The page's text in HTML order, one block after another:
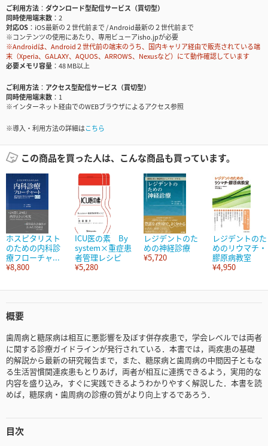
ご利用方法
ダウンロード型配信サービス（買切型）
同時使用端末数
2
対応OS
iOS最新の２世代前まで / Android最新の２世代前まで
※コンテンツの使用にあたり、専用ビューアisho.jpが必要
※Androidは、Android２世代前の端末のうち、国内キャリア経由で販売されている端
末（Xperia、GALAXY、AQUOS、ARROWS、Nexusなど）にて動作確認しています
必要メモリ容量
48 MB以上
ご利用方法
アクセス型配信サービス（買切型）
同時使用端末数
1
※インターネット経由でのWEBブラウザによるアクセス参照
※導入・利用方法の詳細はこちら
この商品を買った人は、こんな商品も買っています。
ホスピタリスト
のための内科診
療フローチャ...
¥8,800
ICU医の素 By
system×重症患
者管理レシピ
¥5,280
レジデントのた
めの神経診療
¥5,720
レジデントのた
めのリウマチ・
膠原病教室
¥4,950
概要
歯周病と糖尿病は相互に悪影響を及ぼす併存疾患で，学会レベルでは両者
に関する診療ガイドラインが発行されている．本書では，両疾患の基礎
的解説から最新の研究報告まで，また、糖尿病と歯周病の中間因子ともな
る生活習慣関連疾患もとりあげ，両者が相互に連携できるよう，実用的な
内容を盛り込み，すぐに実践できるようわかりやすく解説した．本書を読
めば，糖尿病・歯周病の診療の質がより向上するであろう．
目次